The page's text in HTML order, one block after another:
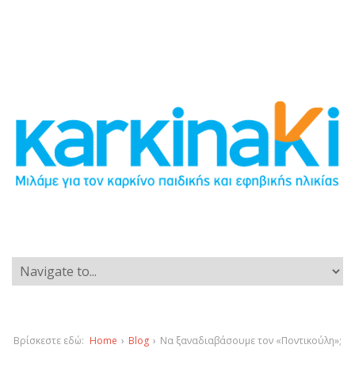
Βρίσκεστε εδώ: Home › Blog › Να ξαναδιαβάσουμε τον «Ποντικούλη»;